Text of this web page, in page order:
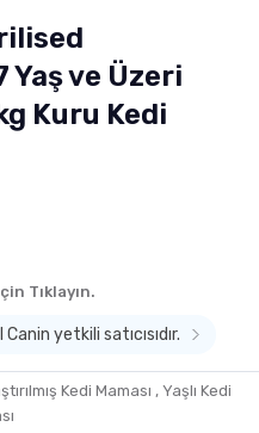
Yaş ve Üzeri
Kuru Kedi
Tıklayın.
yetkili satıcısıdır.
Kedi Maması , Yaşlı Kedi